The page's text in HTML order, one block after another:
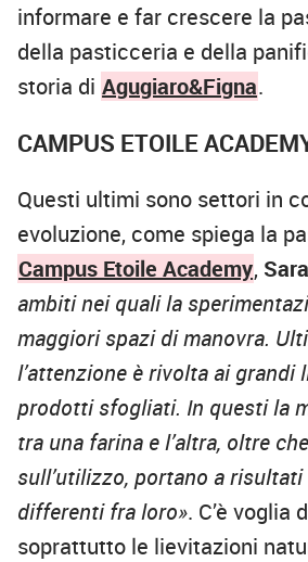
informare e far crescere la
della pasticceria e della
storia di Agugiaro&Figna.
CAMPUS ETOILE
Questi ultimi sono settori in
evoluzione, come spiega la
Campus Etoile Academy,
ambiti nei quali la
maggiori spazi di manovra.
l’attenzione è rivolta ai grandi
prodotti sfogliati. In questi la
tra una farina e l’altra, oltre
sull’utilizzo, portano a
differenti fra loro». C’è voglia
soprattutto le lievitazioni